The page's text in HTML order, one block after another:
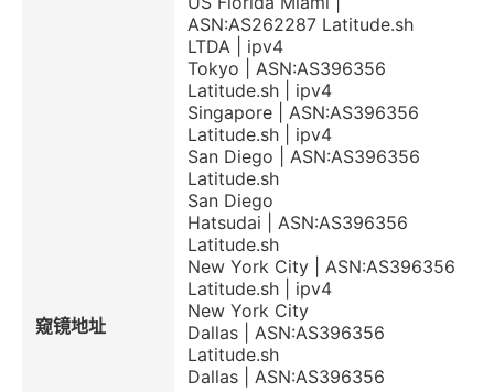
窥镜地址
ASN:AS262287 Latitude.sh
LTDA | ipv4
Tokyo | ASN:AS396356
Latitude.sh | ipv4
Singapore | ASN:AS396356
Latitude.sh | ipv4
San Diego | ASN:AS396356
Latitude.sh
San Diego
Hatsudai | ASN:AS396356
Latitude.sh
New York City | ASN:AS396356
Latitude.sh | ipv4
New York City
Dallas | ASN:AS396356
Latitude.sh
Dallas | ASN:AS396356